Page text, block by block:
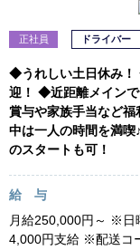
正社員 ドライバー
◆うれしい土日休み
迎！ ◆近距離メイン
賞与や家族手当など
中は一人の時間を満
のスタートも可！
給 与
月給250,000円～ ※
4,000円支給 ※配送コ